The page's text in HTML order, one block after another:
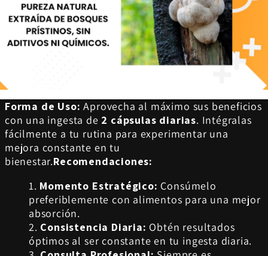
Forma de Uso: Aprovecha al máximo sus beneficios
con una ingesta de 2 cápsulas diarias. Intégralas
fácilmente a tu rutina para experimentar una
mejora constante en tu
bienestar.Recomendaciones:
Momento Estratégico: Consúmelo
preferiblemente con alimentos para una mejor
absorción.
Consistencia Diaria: Obtén resultados
óptimos al ser constante en tu ingesta diaria.